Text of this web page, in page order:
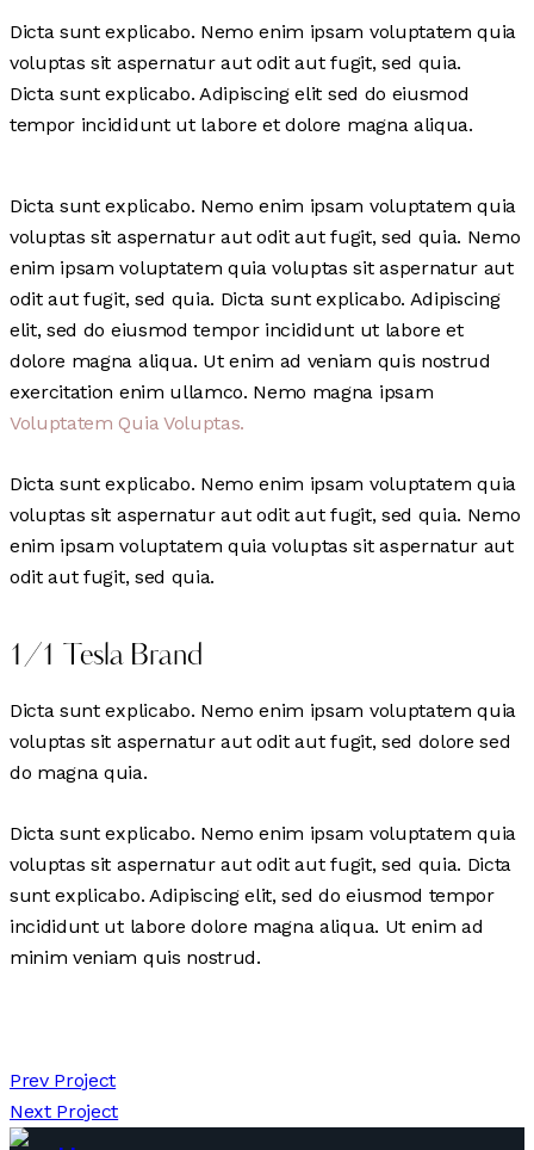
Dicta sunt explicabo. Nemo enim ipsam voluptatem quia
voluptas sit aspernatur aut odit aut fugit, sed quia.
Dicta sunt explicabo. Adipiscing elit sed do eiusmod
tempor incididunt ut labore et dolore magna aliqua.
Dicta sunt explicabo. Nemo enim ipsam voluptatem quia
voluptas sit aspernatur aut odit aut fugit, sed quia. Nemo
enim ipsam voluptatem quia voluptas sit aspernatur aut
odit aut fugit, sed quia. Dicta sunt explicabo. Adipiscing
elit, sed do eiusmod tempor incididunt ut labore et
dolore magna aliqua. Ut enim ad veniam quis nostrud
exercitation enim ullamco. Nemo magna ipsam
Voluptatem Quia Voluptas.
Dicta sunt explicabo. Nemo enim ipsam voluptatem quia
voluptas sit aspernatur aut odit aut fugit, sed quia. Nemo
enim ipsam voluptatem quia voluptas sit aspernatur aut
odit aut fugit, sed quia.
1/1 Tesla Brand
Dicta sunt explicabo. Nemo enim ipsam voluptatem quia
voluptas sit aspernatur aut odit aut fugit, sed dolore sed
do magna quia.
Dicta sunt explicabo. Nemo enim ipsam voluptatem quia
voluptas sit aspernatur aut odit aut fugit, sed quia. Dicta
sunt explicabo. Adipiscing elit, sed do eiusmod tempor
incididunt ut labore dolore magna aliqua. Ut enim ad
minim veniam quis nostrud.
Post
Prev Project
Next Project